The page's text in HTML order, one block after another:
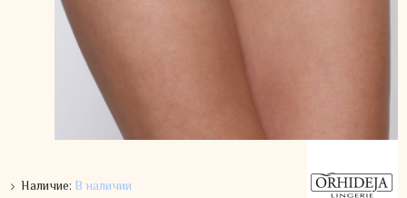
Наличие: В наличии